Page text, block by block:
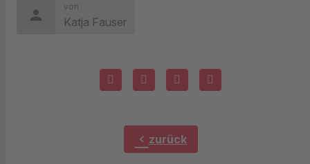
person
von
Katja Fauser
chevron_left zurück